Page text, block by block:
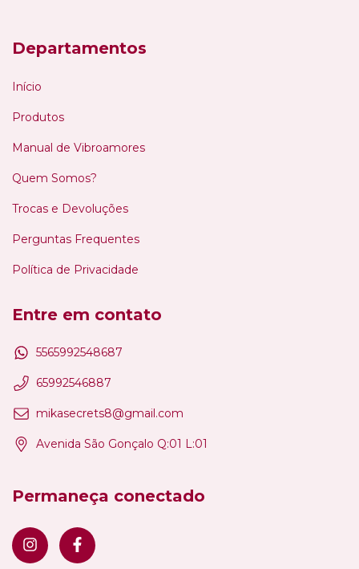
Departamentos
Início
Produtos
Manual de Vibroamores
Quem Somos?
Trocas e Devoluções
Perguntas Frequentes
Política de Privacidade
Entre em contato
5565992548687
65992546887
mikasecrets8@gmail.com
Avenida São Gonçalo Q:01 L:01
Permaneça conectado